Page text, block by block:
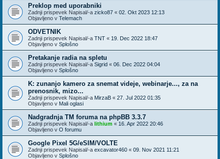
Preklop med uporabniki
Zadnji prispevek Napisal/-a zicko87 « 02. Okt 2023 12:13
Objavljeno v Telemach
ODVETNIK
Zadnji prispevek Napisal/-a TNT « 19. Dec 2022 18:47
Objavljeno v Splošno
Pretakanje radia na spletu
Zadnji prispevek Napisal/-a Sigrid « 06. Dec 2022 04:04
Objavljeno v Splošno
K: zunanjo kamero za snemat videje, webinarje..., za na
prenosnik, mizo...
Zadnji prispevek Napisal/-a MirzaB « 27. Jul 2022 01:35
Objavljeno v Mali oglasi
Nadgradnja TM foruma na phpBB 3.3.7
Zadnji prispevek Napisal/-a lithium « 16. Apr 2022 20:46
Objavljeno v O forumu
Google Pixel 5G/eSIM/VOLTE
Zadnji prispevek Napisal/-a excavator460 « 09. Nov 2021 11:21
Objavljeno v Splošno